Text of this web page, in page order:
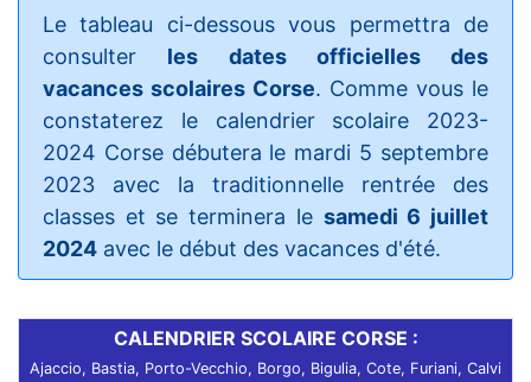
Le tableau ci-dessous vous permettra de
consulter les dates officielles des
vacances scolaires Corse. Comme vous le
constaterez le calendrier scolaire 2023-
2024 Corse débutera le mardi 5 septembre
2023 avec la traditionnelle rentrée des
classes et se terminera le samedi 6 juillet
2024 avec le début des vacances d'été.
CALENDRIER SCOLAIRE CORSE :
Ajaccio, Bastia, Porto-Vecchio, Borgo, Bigulia, Cote, Furiani, Calvi